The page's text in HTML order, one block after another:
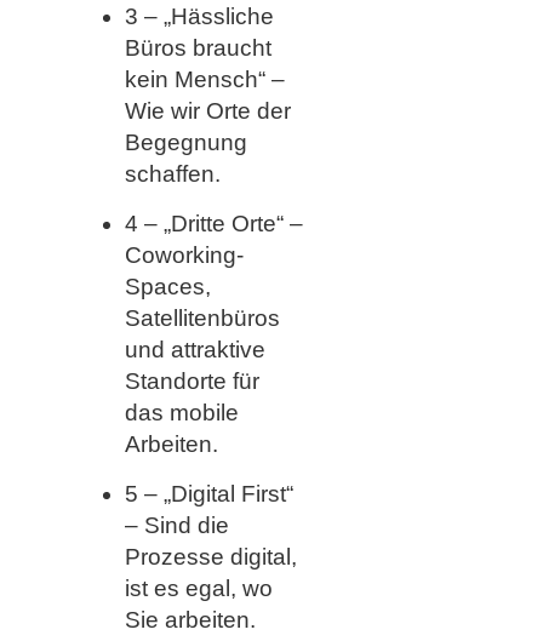
3 – „Hässliche
Büros braucht
kein Mensch“ –
Wie wir Orte der
Begegnung
schaffen.
4 – „Dritte Orte“ –
Coworking-
Spaces,
Satellitenbüros
und attraktive
Standorte für
das mobile
Arbeiten.
5 – „Digital First“
– Sind die
Prozesse digital,
ist es egal, wo
Sie arbeiten.